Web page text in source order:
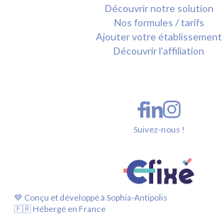
Découvrir notre solution
Nos formules / tarifs
Ajouter votre établissement
Découvrir l'affiliation
💙 Conçu et développé à Sophia-Antipolis
🇫🇷 Hébergé en France
Suivez-nous !